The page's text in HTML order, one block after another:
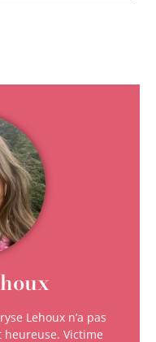
Lehoux n’a pas
Victime